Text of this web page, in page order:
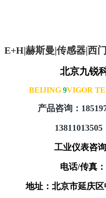
北京九锐
9VIGOR
产品咨询：
工业仪表咨
电话/传真
地址：北京市延庆